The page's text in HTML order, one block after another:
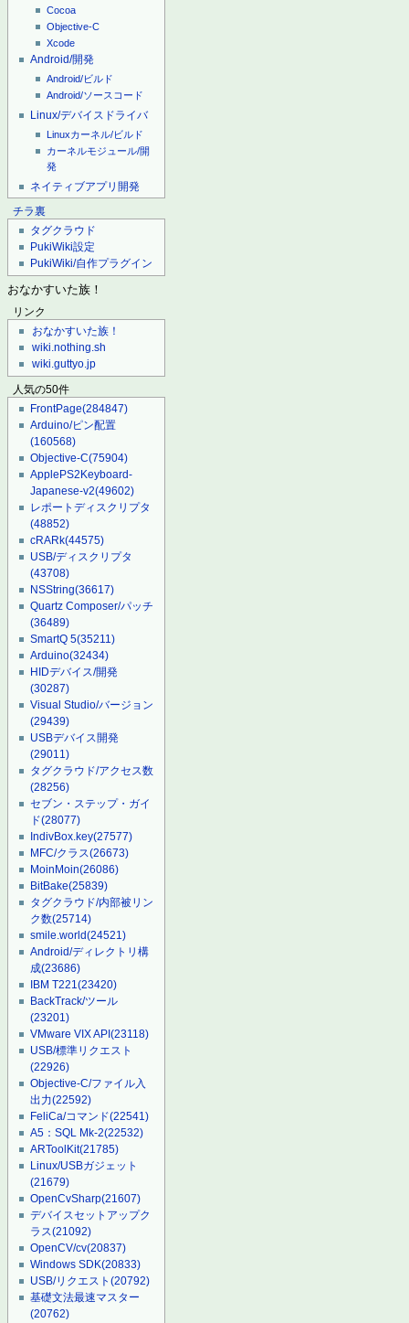
Cocoa
Objective-C
Xcode
Android/開発
Android/ビルド
Android/ソースコード
Linux/デバイスドライバ
Linuxカーネル/ビルド
カーネルモジュール/開
発
ネイティブアプリ開発
チラ裏
タグクラウド
PukiWiki設定
PukiWiki/自作プラグイン
おなかすいた族！
リンク
おなかすいた族！
wiki.nothing.sh
wiki.guttyo.jp
人気の50件
FrontPage(284847)
Arduino/ピン配置
(160568)
Objective-C(75904)
ApplePS2Keyboard-
Japanese-v2(49602)
レポートディスクリプタ
(48852)
cRARk(44575)
USB/ディスクリプタ
(43708)
NSString(36617)
Quartz Composer/パッチ
(36489)
SmartQ 5(35211)
Arduino(32434)
HIDデバイス/開発
(30287)
Visual Studio/バージョン
(29439)
USBデバイス開発
(29011)
タグクラウド/アクセス数
(28256)
セブン・ステップ・ガイ
ド(28077)
IndivBox.key(27577)
MFC/クラス(26673)
MoinMoin(26086)
BitBake(25839)
タグクラウド/内部被リン
ク数(25714)
smile.world(24521)
Android/ディレクトリ構
成(23686)
IBM T221(23420)
BackTrack/ツール
(23201)
VMware VIX API(23118)
USB/標準リクエスト
(22926)
Objective-C/ファイル入
出力(22592)
FeliCa/コマンド(22541)
A5：SQL Mk-2(22532)
ARToolKit(21785)
Linux/USBガジェット
(21679)
OpenCvSharp(21607)
デバイスセットアップク
ラス(21092)
OpenCV/cv(20837)
Windows SDK(20833)
USB/リクエスト(20792)
基礎文法最速マスター
(20762)